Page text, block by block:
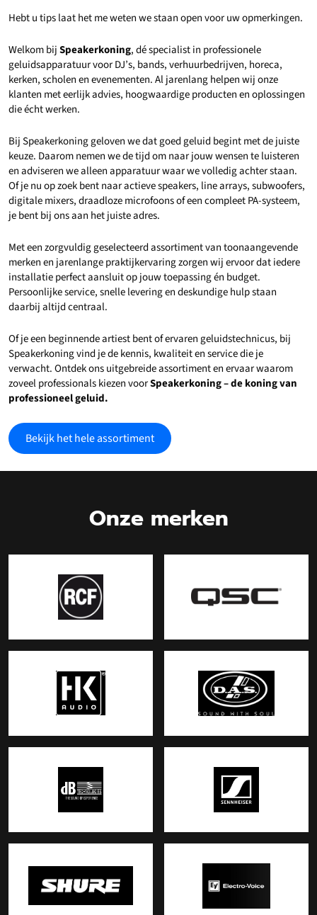
Hebt u tips laat het me weten we staan open voor uw opmerkingen.
Welkom bijSpeakerkoning, dé specialist in professionele
geluidsapparatuur voor DJ’s, bands, verhuurbedrijven, horeca,
kerken, scholen en evenementen. Al jarenlang helpen wij onze
klanten met eerlijk advies, hoogwaardige producten en oplossingen
die écht werken.
Bij Speakerkoning geloven we dat goed geluid begint met de juiste
keuze. Daarom nemen we de tijd om naar jouw wensen te luisteren
en adviseren we alleen apparatuur waar we volledig achter staan.
Of je nu op zoek bent naar actieve speakers, line arrays, subwoofers,
digitale mixers, draadloze microfoons of een compleet PA-systeem,
je bent bij ons aan het juiste adres.
Met een zorgvuldig geselecteerd assortiment van toonaangevende
merken en jarenlange praktijkervaring zorgen wij ervoor dat iedere
installatie perfect aansluit op jouw toepassing én budget.
Persoonlijke service, snelle levering en deskundige hulp staan
daarbij altijd centraal.
Of je een beginnende artiest bent of ervaren geluidstechnicus, bij
Speakerkoning vind je de kennis, kwaliteit en service die je
verwacht. Ontdek ons uitgebreide assortiment en ervaar waarom
zoveel professionals kiezen voorSpeakerkoning – de koning van
professioneel geluid.
Bekijk het hele assortiment
Onze merken